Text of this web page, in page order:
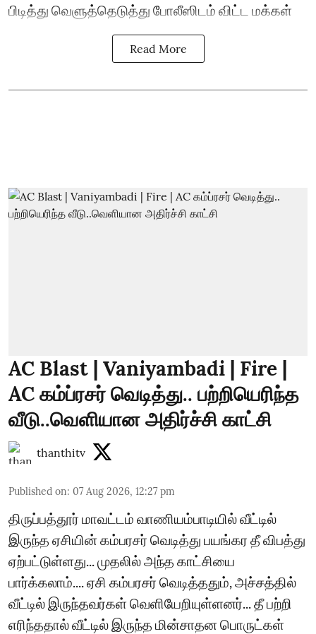
பிடித்து வெளுத்தெடுத்து போலீஸிடம் விட்ட மக்கள்
Read More
AC Blast | Vaniyambadi | Fire |
AC கம்ப்ரசர் வெடித்து.. பற்றியெரிந்த
வீடு..வெளியான அதிர்ச்சி காட்சி
thanthitv
Published on: 07 Aug 2026, 12:27 pm
திருப்பத்தூர் மாவட்டம் வாணியம்பாடியில் வீட்டில்
இருந்த ஏசியின் கம்பரசர் வெடித்து பயங்கர தீ விபத்து
ஏற்பட்டுள்ளது... முதலில் அந்த காட்சியை
பார்க்கலாம்.... ஏசி கம்பரசர் வெடித்ததும், அச்சத்தில்
வீட்டில் இருந்தவர்கள் வெளியேறியுள்ளனர்... தீ பற்றி
எரிந்ததால் வீட்டில் இருந்த மின்சாதன பொருட்கள்